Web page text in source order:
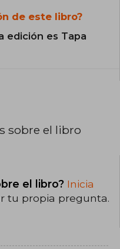
de este libro?
edición es Tapa
sobre el libro
el libro? Inicia
tu propia pregunta.